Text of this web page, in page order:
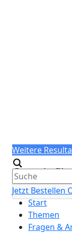
Search
Weitere
Generic
Jetzt Bestellen
Start
Themen
Fragen &